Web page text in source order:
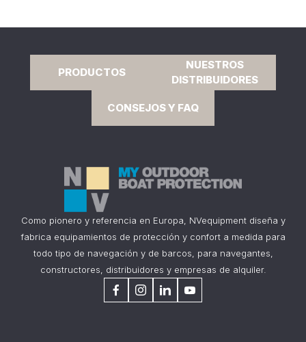
PRODUCTOS
NUESTROS
DISTRIBUIDORES
CONSEJOS Y FAQ
Como pionero y referencia en Europa, NVequipment diseña y
fabrica equipamientos de protección y confort a medida para
todo tipo de navegación y de barcos, para navegantes,
constructores, distribuidores y empresas de alquiler.